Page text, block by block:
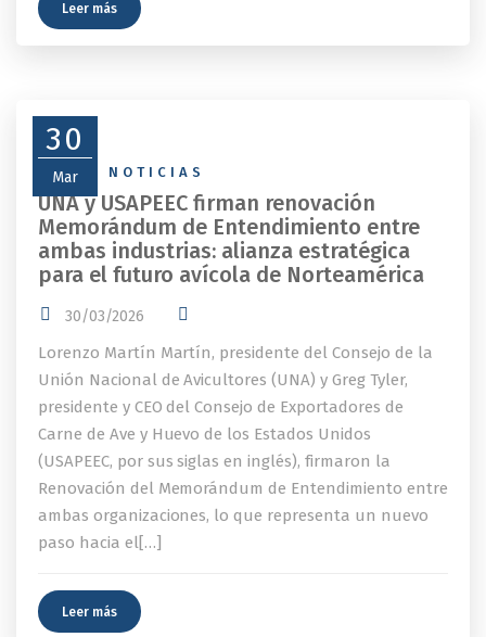
Leer más
30
Mar
NEWS NOTICIAS
UNA y USAPEEC firman renovación
Memorándum de Entendimiento entre
ambas industrias: alianza estratégica
para el futuro avícola de Norteamérica
30/03/2026
Lorenzo Martín Martín, presidente del Consejo de la
Unión Nacional de Avicultores (UNA) y Greg Tyler,
presidente y CEO del Consejo de Exportadores de
Carne de Ave y Huevo de los Estados Unidos
(USAPEEC, por sus siglas en inglés), firmaron la
Renovación del Memorándum de Entendimiento entre
ambas organizaciones, lo que representa un nuevo
paso hacia el[…]
Leer más